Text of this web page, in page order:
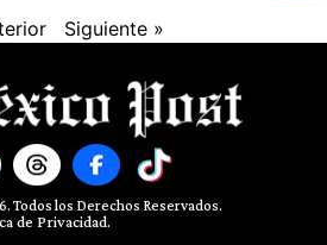
Siguiente »
Todos los Derechos Reservados.​
de Privacidad.